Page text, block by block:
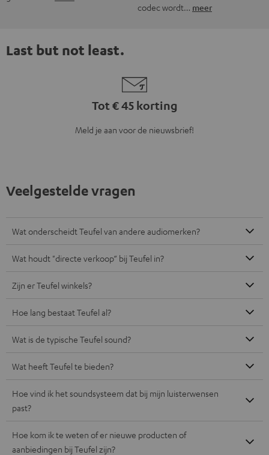
codec wordt… meer
Last but not least.
Tot € 45 korting
Meld je aan voor de nieuwsbrief!
Veelgestelde vragen
Wat onderscheidt Teufel van andere audiomerken?
Wat houdt "directe verkoop“ bij Teufel in?
Zijn er Teufel winkels?
Hoe lang bestaat Teufel al?
Wat is de typische Teufel sound?
Wat heeft Teufel te bieden?
Hoe vind ik het soundsysteem dat bij mijn luisterwensen
past?
Hoe kom ik te weten of er nieuwe producten of
aanbiedingen bij Teufel zijn?